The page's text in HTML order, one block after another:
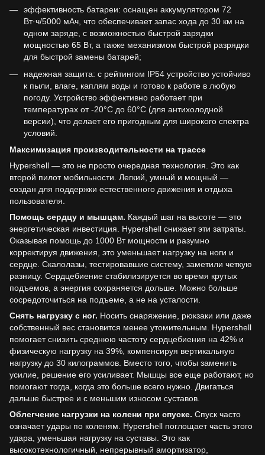
эффективность батареи: оснащен аккумулятором 72
Вт·ч/5000 мАч, что обеспечивает запас хода до 30 км на
одном заряде, с возможностью быстрой зарядки
мощностью 65 Вт, а также механизмом быстрой разрядки
для быстрой замены батарей;
надежная защита: с рейтингом IP54 устройство устойчиво
к пыли, влаге, каплям воды и готово к работе в любую
погоду. Устройство эффективно работает при
температурах от -20°C до 60°C (для антихолодной
версии), что делает его пригодным для широкого спектра
условий.
Максимизация производительности на трассе
Hypershell — это не просто очередная технология. Это как
второй пилот мобильности. Легкий, умный и мощный —
создан для поддержки естественного движения и отдыха
пользователя.
Помощь сердцу и мышцам. Каждый шаг на высоте — это
энергетическая инвестиция. Hypershell снижает эти затраты.
Оказывая помощь до 1000 Вт мощности и разумно
корректируя движения, это уменьшает нагрузку на ноги и
сердце. Скалолазы, тестировавшие систему, заметили четкую
разницу. Сердцебиение стабилизируется во время крутых
подъемов, а энергия сохраняется дольше. Можно больше
сосредоточиться на подъеме, а не на усталости.
Снять нагрузку с ног. Носить снаряжение, рюкзаки или даже
собственный вес становится менее утомительным. Hypershell
помогает снизить среднюю частоту сердцебиения на 42% и
физическую нагрузку на 39%, компенсируя вертикальную
нагрузку до 30 килограммов. Вместо того, чтобы заменить
усилие, решение его усиливает. Мышцы все еще работают, но
помогают тогда, когда это больше всего нужно. Двигаться
дальше быстрее и с меньшим износом суставов.
Облегчение нагрузки на колени при спуске. Спуск часто
означает удары по коленям. Hypershell поглощает часть этого
удара, уменьшая нагрузку на суставы. Это как
высокотехнологичный, непрерывный амортизатор,